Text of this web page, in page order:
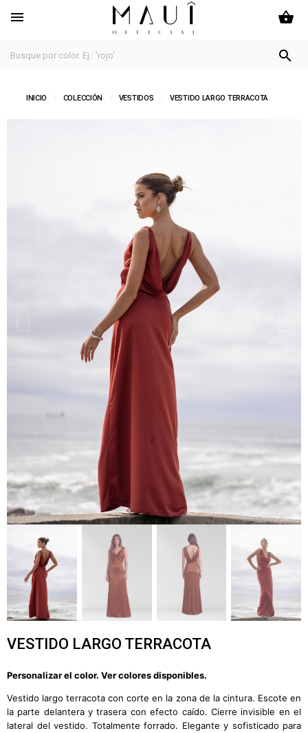
 shopping_basket

INICIO COLECCIÓN VESTIDOS VESTIDO LARGO TERRACOTA
VESTIDO LARGO TERRACOTA
Personalizar el color. Ver colores disponibles.
Vestido largo terracota con corte en la zona de la cintura. Escote en
la parte delantera y trasera con efecto caído. Cierre invisible en el
lateral del vestido. Totalmente forrado. Elegante y sofisticado para